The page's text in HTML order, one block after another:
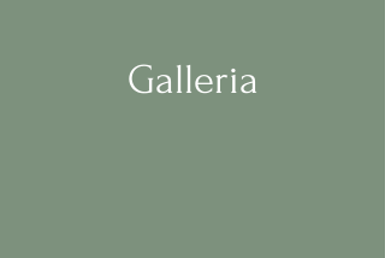
Galleria